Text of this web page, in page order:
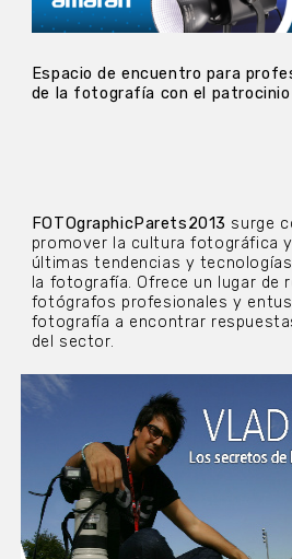
Espacio de encuentro para
de la fotografía con el patrocinio
FOTOgraphicParets2013 surge
promover la cultura fotográfica
últimas tendencias y
la fotografía. Ofrece un lugar de
fotógrafos profesionales y
fotografía a encontrar
del sector.